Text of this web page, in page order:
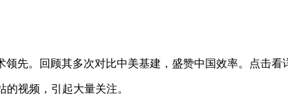
先。回顾其多次对比中美基建，盛赞中国效率。点击看
视频，引起大量关注。